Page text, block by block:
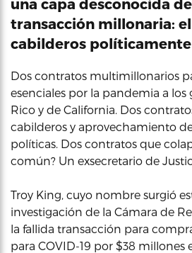
una capa desconocida
transacción millonaria:
cabilderos
Dos contratos multimillonarios
esenciales por la pandemia a
Rico y de California. Dos
cabilderos y aprovechamiento
políticas. Dos contratos que
común? Un exsecretario de
Troy King, cuyo nombre surgió
investigación de la Cámara de
la fallida transacción para
para COVID-19 por $38 millones